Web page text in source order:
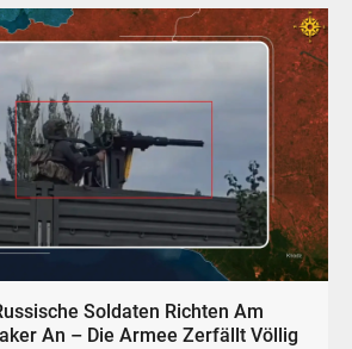
Soldaten Richten Am
An – Die Armee Zerfällt Völlig